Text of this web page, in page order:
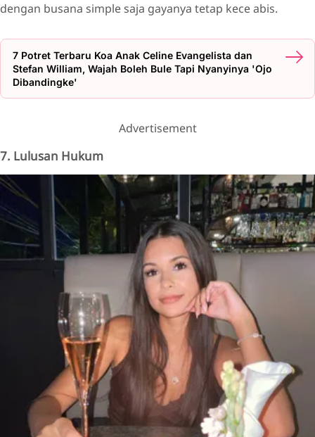
dengan busana simple saja gayanya tetap kece abis.
7 Potret Terbaru Koa Anak Celine Evangelista dan
Stefan William, Wajah Boleh Bule Tapi Nyanyinya 'Ojo
Dibandingke'
Advertisement
7. Lulusan Hukum